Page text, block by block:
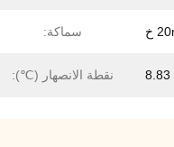
سماكة:
8.83 نقطة الانصهار (℃):